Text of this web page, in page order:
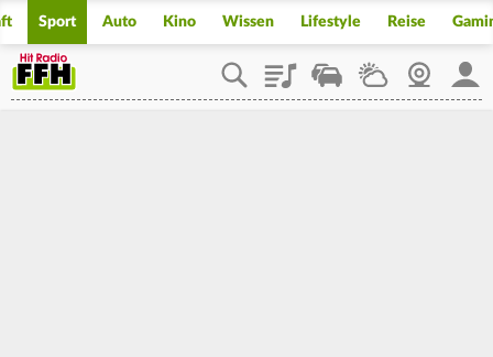
Sport Auto Kino Wissen Lifestyle Reise
PlaylistStaupilotWetterWebcam